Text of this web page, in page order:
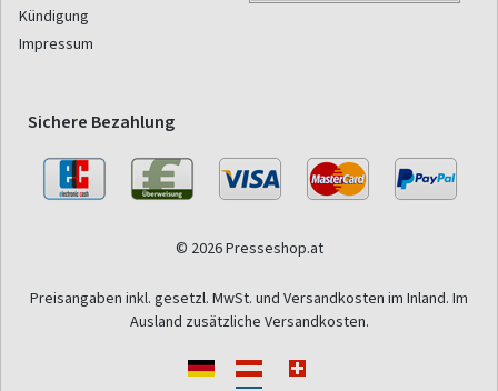
Kündigung
Impressum
Sichere Bezahlung
© 2026 Presseshop.at
Preisangaben inkl. gesetzl. MwSt. und Versandkosten im Inland. Im
Ausland zusätzliche Versandkosten.